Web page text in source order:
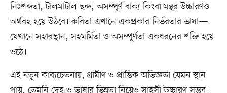
নিঃশব্দতা, টালমাটাল ছন্দ, অসম্পূর্ণ বাক্য কিংবা মন্থর উচ্চারণও
অর্থবহ হয়ে উঠবে। কবিতা এখানে একপ্রকার নির্ভরতার ভাষা—
যেখানে সহাবস্থান, সহমর্মিতা ও অসম্পূর্ণতা একধরনের শক্তি হয়ে
ওঠে।
এই নতুন কাব্যচেতনায়, গ্রামীণ ও প্রান্তিক অভিজ্ঞতা যেমন স্থান